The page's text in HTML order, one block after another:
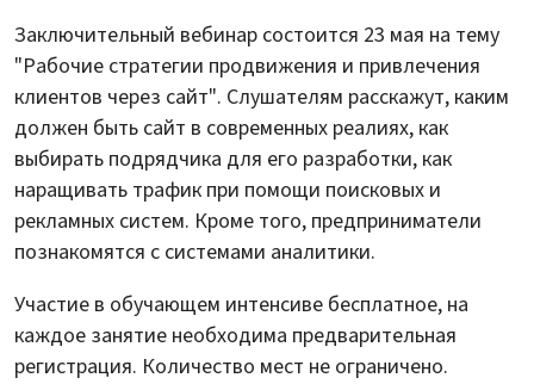
Заключительный вебинар состоится 23 мая на тему
"Рабочие стратегии продвижения и привлечения
клиентов через сайт". Слушателям расскажут, каким
должен быть сайт в современных реалиях, как
выбирать подрядчика для его разработки, как
наращивать трафик при помощи поисковых и
рекламных систем. Кроме того, предприниматели
познакомятся с системами аналитики.
Участие в обучающем интенсиве бесплатное, на
каждое занятие необходима предварительная
регистрация. Количество мест не ограничено.